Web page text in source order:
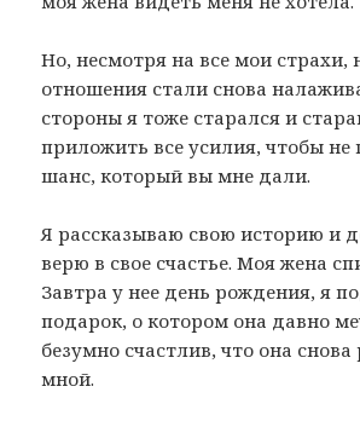
Но, несмотря на все мои страхи,
отношения стали снова
стороны я тоже старался и
приложить все усилия, чтобы не
шанс, который вы мне дали.
Я рассказываю свою историю и
верю в свое счастье. Моя жена
Завтра у нее день рождения, я
подарок, о котором она давно
безумно счастлив, что она
мной.